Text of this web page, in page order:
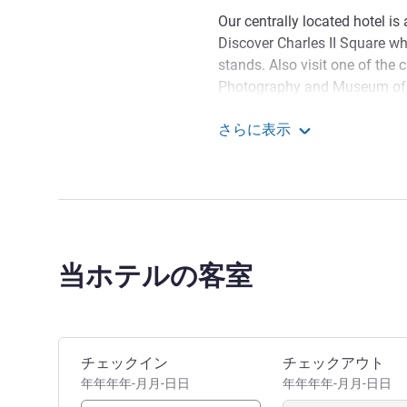
Our centrally located hotel
Discover Charles II Square
stands. Also visit one of the
Photography and Museum
detour through the
Make the most of your
just 200m across the
Aline Jonet ホテル経営
さらに表示
当ホテルの客室
このホテルを予約
チェックイン
年年年年-月月-日日
チェックアウト
年年年年-月月-日日